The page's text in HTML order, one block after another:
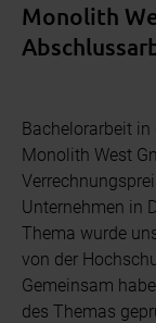
Monolith
Bachelorarbeit
Monolith West
Unternehmen in
Thema wurde
von der
Gemeinsam
des Themas